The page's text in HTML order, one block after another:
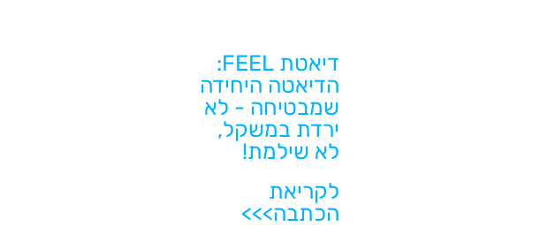
דיאטת FEEL:
הדיאטה היחידה
שמבטיחה - לא
ירדת במשקל,
לא שילמת!
לקריאת
הכתבה>>>